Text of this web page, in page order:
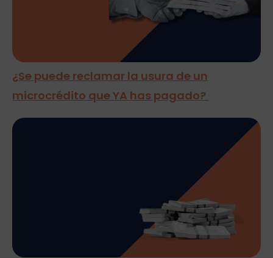
¿Se puede reclamar la usura de un
microcrédito que YA has pagado?